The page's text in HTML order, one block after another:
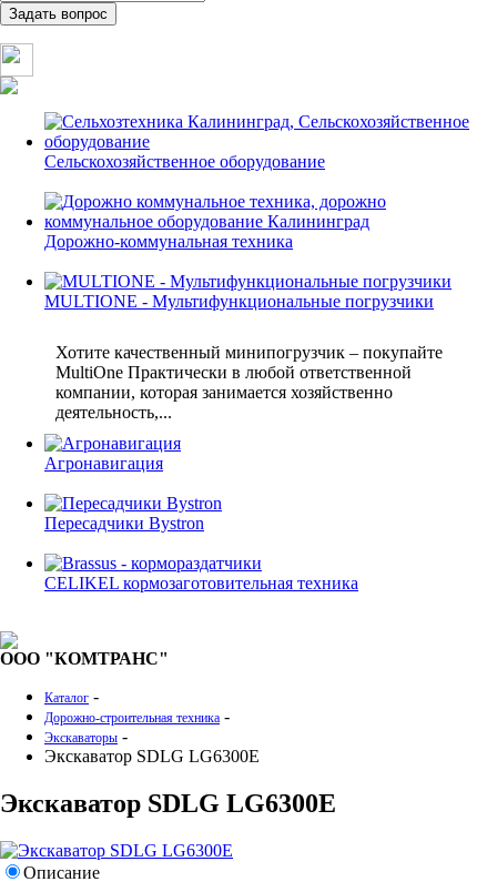
Сельскохозяйственное оборудование
Дорожно-коммунальная техника
MULTIONE - Мультифункциональные погрузчики
Хотите качественный минипогрузчик – покупайте
MultiOne Практически в любой ответственной
компании, которая занимается хозяйственно
деятельность,...
Агронавигация
Пересадчики Bystron
CELIKEL кормозаготовительная техника
ООО "КОМТРАНС"
Каталог -
Дорожно-строительная техника -
Экскаваторы -
Экскаватор SDLG LG6300E
Экскаватор SDLG LG6300E
Описание